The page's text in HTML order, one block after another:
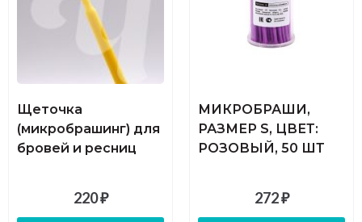
Щеточка
(микробрашинг) для
бровей и ресниц
220₽
МИКРОБРАШИ,
РАЗМЕР S, ЦВЕТ:
РОЗОВЫЙ, 50 ШТ
272₽